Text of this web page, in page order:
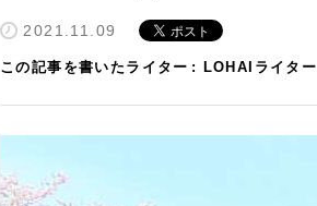
2021.11.09
この記事を書いたライター LOHAIライター